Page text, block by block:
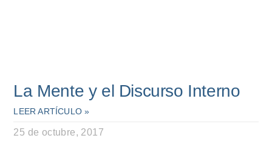
La Mente y el Discurso Interno
LEER ARTÍCULO »
25 de octubre, 2017